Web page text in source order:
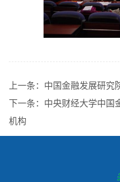
上一条： 中国金融发展研究
下一条： 中央财经大学中国
机构